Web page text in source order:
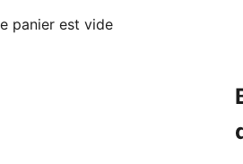
panier est vide